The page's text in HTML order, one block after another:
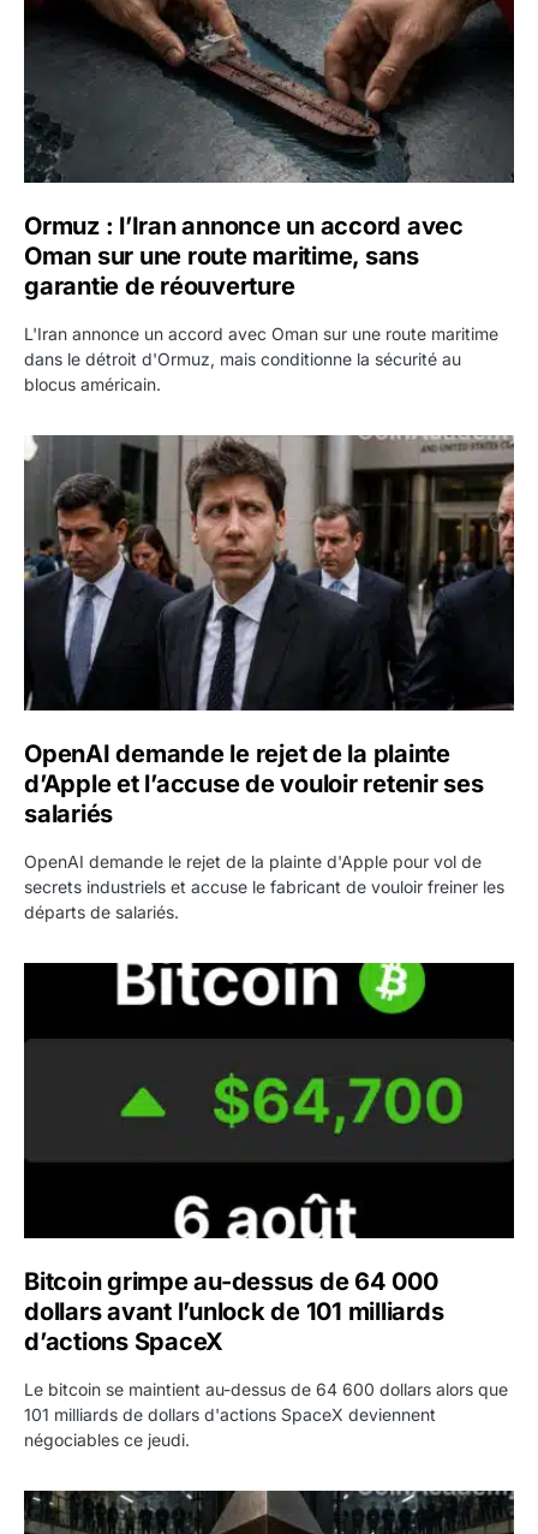
Ormuz : l’Iran annonce un accord avec
Oman sur une route maritime, sans
garantie de réouverture
L'Iran annonce un accord avec Oman sur une route maritime
dans le détroit d'Ormuz, mais conditionne la sécurité au
blocus américain.
OpenAI demande le rejet de la plainte d’Apple et
OpenAI demande le rejet de la plainte
d’Apple et l’accuse de vouloir retenir ses
salariés
OpenAI demande le rejet de la plainte d'Apple pour vol de
secrets industriels et accuse le fabricant de vouloir freiner les
départs de salariés.
Bitcoin grimpe au-dessus de 64 000 dollars avant
Bitcoin grimpe au-dessus de 64 000
dollars avant l’unlock de 101 milliards
d’actions SpaceX
Le bitcoin se maintient au-dessus de 64 600 dollars alors que
101 milliards de dollars d'actions SpaceX deviennent
négociables ce jeudi.
ETH : Ethereum veut brûler les récompenses des